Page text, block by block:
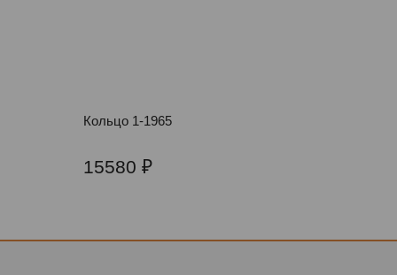
Кольцо 1-1965
15580